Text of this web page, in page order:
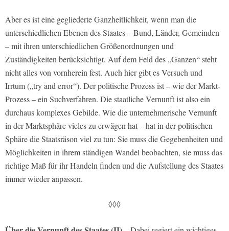
Aber es ist eine gegliederte Ganzheitlichkeit, wenn man die
unterschiedlichen Ebenen des Staates – Bund, Länder, Gemeinden
– mit ihren unterschiedlichen Größenordnungen und
Zuständigkeiten berücksichtigt. Auf dem Feld des „Ganzen“ steht
nicht alles von vornherein fest. Auch hier gibt es Versuch und
Irrtum („try and error“). Der politische Prozess ist – wie der Markt-
Prozess – ein Suchverfahren. Die staatliche Vernunft ist also ein
durchaus komplexes Gebilde. Wie die unternehmerische Vernunft
in der Marktsphäre vieles zu erwägen hat – hat in der politischen
Sphäre die Staatsräson viel zu tun: Sie muss die Gegebenheiten und
Möglichkeiten in ihrem ständigen Wandel beobachten, sie muss das
richtige Maß für ihr Handeln finden und die Aufstellung des Staates
immer wieder anpassen.
◊◊◊